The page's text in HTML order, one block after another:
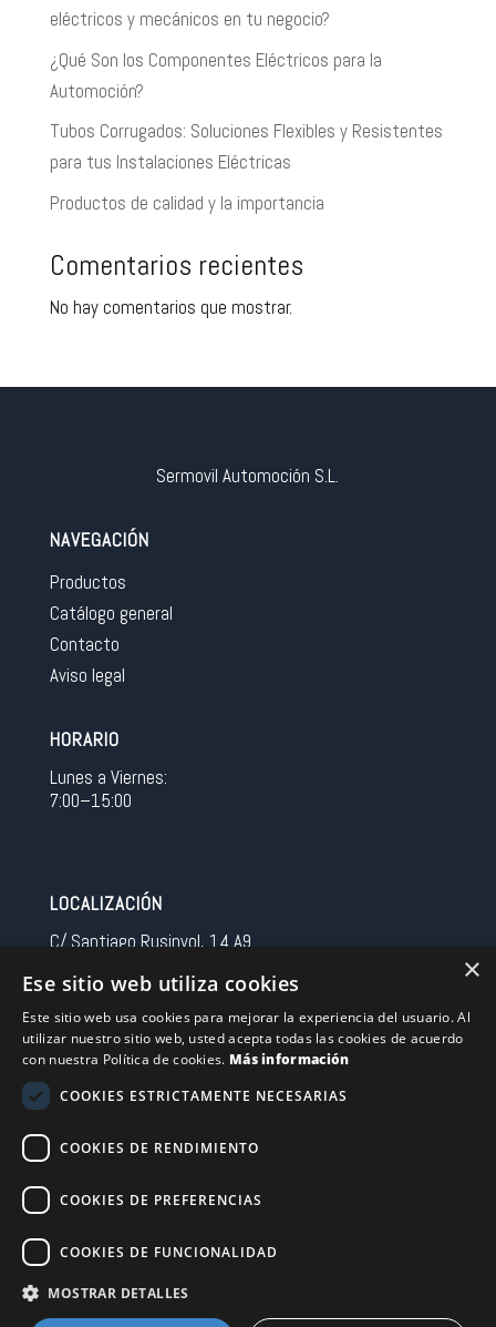
eléctricos y mecánicos en tu negocio?
¿Qué Son los Componentes Eléctricos para la
Automoción?
Tubos Corrugados: Soluciones Flexibles y Resistentes
para tus Instalaciones Eléctricas
Productos de calidad y la importancia
Comentarios recientes
No hay comentarios que mostrar.
Sermovil Automoción S.L.
NAVEGACIÓN
Productos
Catálogo general
Contacto
Aviso legal
HORARIO
Lunes a Viernes:
7:00–15:00
LOCALIZACIÓN
C/ Santiago Rusinyol, 14 A9
Spain
CONTACTO
Tel 0034 93 713 37 30
sermovil@sertronic.es
Acceso intranet para representantes
×
Ese sitio web utiliza cookies
Este sitio web usa cookies para mejorar la experiencia del usuario. Al
utilizar nuestro sitio web, usted acepta todas las cookies de acuerdo
con nuestra Política de cookies. Más información
COOKIES ESTRICTAMENTE NECESARIAS
COOKIES DE RENDIMIENTO
COOKIES DE PREFERENCIAS
COOKIES DE FUNCIONALIDAD
MOSTRAR DETALLES